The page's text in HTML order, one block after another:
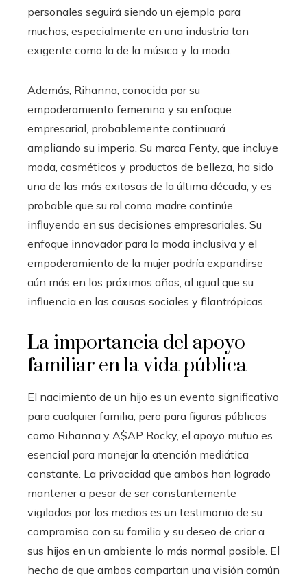
personales seguirá siendo un ejemplo para
muchos, especialmente en una industria tan
exigente como la de la música y la moda.
Además, Rihanna, conocida por su
empoderamiento femenino y su enfoque
empresarial, probablemente continuará
ampliando su imperio. Su marca Fenty, que incluye
moda, cosméticos y productos de belleza, ha sido
una de las más exitosas de la última década, y es
probable que su rol como madre continúe
influyendo en sus decisiones empresariales. Su
enfoque innovador para la moda inclusiva y el
empoderamiento de la mujer podría expandirse
aún más en los próximos años, al igual que su
influencia en las causas sociales y filantrópicas.
La importancia del apoyo
familiar en la vida pública
El nacimiento de un hijo es un evento significativo
para cualquier familia, pero para figuras públicas
como Rihanna y A$AP Rocky, el apoyo mutuo es
esencial para manejar la atención mediática
constante. La privacidad que ambos han logrado
mantener a pesar de ser constantemente
vigilados por los medios es un testimonio de su
compromiso con su familia y su deseo de criar a
sus hijos en un ambiente lo más normal posible. El
hecho de que ambos compartan una visión común